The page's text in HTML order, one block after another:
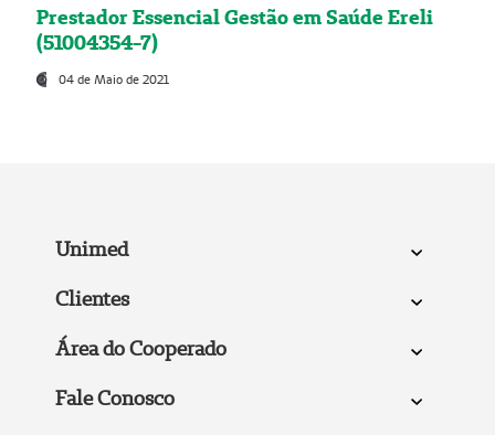
Prestador Essencial Gestão em Saúde Ereli
(51004354-7)
04 de Maio de 2021
Unimed
Clientes
Área do Cooperado
Fale Conosco